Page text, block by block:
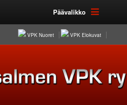
Päävalikko
VPK Nuoret VPK Elokuvat